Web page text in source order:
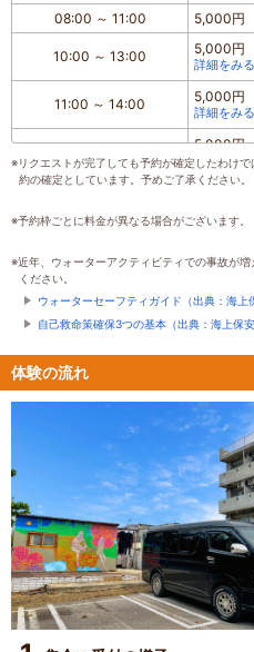
08:00 ～ 11:00 5,000円
10:00 ～ 13:00 5,000円
詳細をみる
11:00 ～ 14:00 5,000円
詳細をみる
5,000円
詳細をみる
詳細をみる
17:00～20:00 詳細をみる
※リクエストが完了しても予約が確定したわけ
約の確定としています。予めご了承ください。
※予約枠ごとに料金が異なる場合がございます。
※近年、ウォーターアクティビティでの事故が
ください。
ウォーターセーフティガイド（出典：海上
自己救命策確保3つの基本（出典：海上保安
体験の流れ